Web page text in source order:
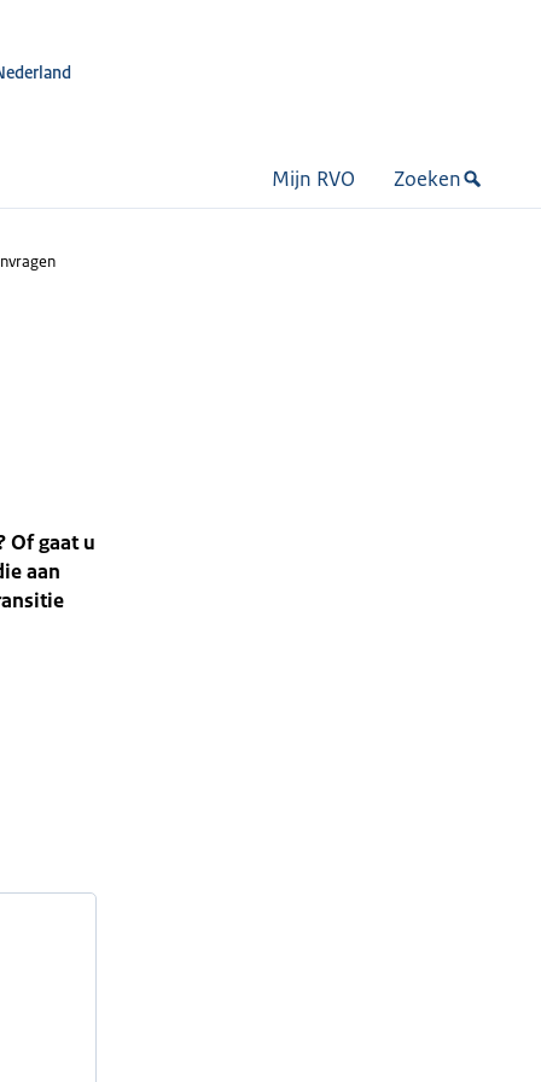
Mijn RVO Zoeken
Of gaat u
aan